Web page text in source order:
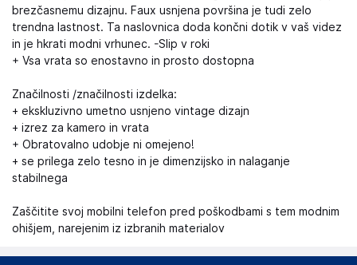
brezčasnemu dizajnu. Faux usnjena površina je tudi zelo
trendna lastnost. Ta naslovnica doda končni dotik v vaš videz
in je hkrati modni vrhunec. -Slip v roki
+ Vsa vrata so enostavno in prosto dostopna
Značilnosti /značilnosti izdelka:
+ ekskluzivno umetno usnjeno vintage dizajn
+ izrez za kamero in vrata
+ Obratovalno udobje ni omejeno!
+ se prilega zelo tesno in je dimenzijsko in nalaganje
stabilnega
Zaščitite svoj mobilni telefon pred poškodbami s tem modnim
ohišjem, narejenim iz izbranih materialov